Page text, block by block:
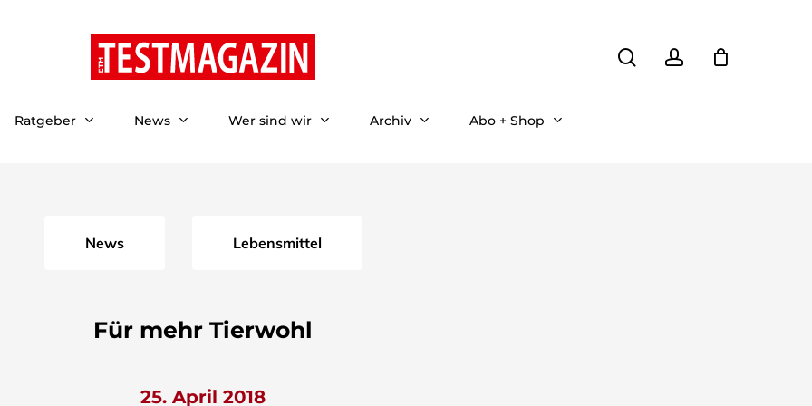
Ratgeber News Wer sind wir Archiv Abo + Shop
News Lebensmittel
Für mehr Tierwohl
25. April 2018